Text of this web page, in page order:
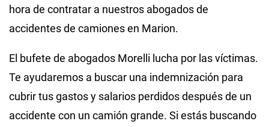
hora de contratar a nuestros abogados de
accidentes de camiones en Marion.
El bufete de abogados Morelli lucha por las víctimas.
Te ayudaremos a buscar una indemnización para
cubrir tus gastos y salarios perdidos después de un
accidente con un camión grande. Si estás buscando